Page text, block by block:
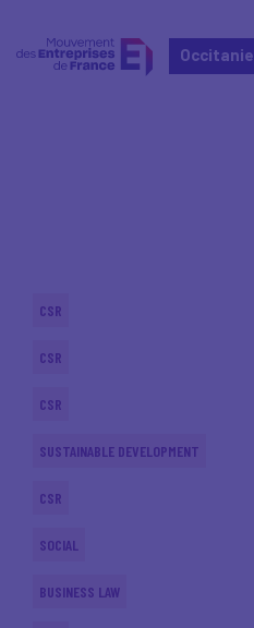
Occitanie
CSR
CSR
CSR
SUSTAINABLE DEVELOPMENT
CSR
SOCIAL
BUSINESS LAW